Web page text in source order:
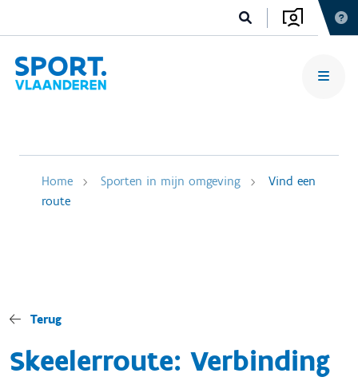
Home Sporten in mijn omgeving
Vind een
route
Terug
Skeelerroute: Verbinding